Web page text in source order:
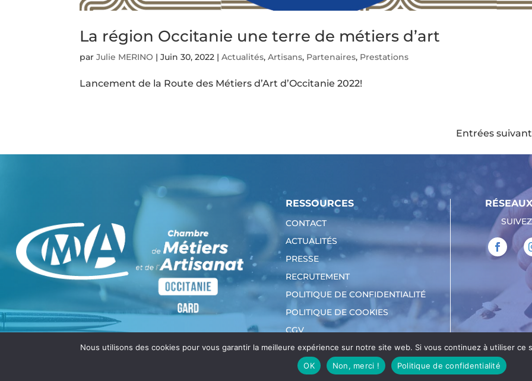
La région Occitanie une terre de métiers d’art
parJulie MERINO |Juin 30, 2022 |Actualités,Artisans, Partenaires, Prestations
Lancement de la Route des Métiers d’Art d’Occitanie 2022!
Entrées
RESSOURCES
CONTACT
ACTUALITÉS
PRESSE
RECRUTEMENT
POLITIQUE DE CONFIDENTIALITÉ
POLITIQUE DE COOKIES
CGV
Nous utilisons des cookies pour vous garantir la meilleure expérience sur notre site web. Si vous continuez à utiliser
OK
Non, merci ! Politique de confidentialité